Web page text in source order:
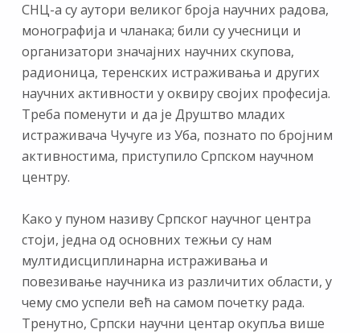
СНЦ-а су аутори великог броја научних радова,
монографија и чланака; били су учесници и
организатори значајних научних скупова,
радионица, теренских истраживања и других
научних активности у оквиру својих професија.
Треба поменути и да је Друштво младих
истраживача Чучуге из Уба, познато по бројним
активностима, приступило Српском научном
центру.
Како у пуном називу Српског научног центра
стоји, једна од основних тежњи су нам
мултидисциплинарна истраживања и
повезивање научника из различитих области, у
чему смо успели већ на самом почетку рада.
Тренутно, Српски научни центар окупља више